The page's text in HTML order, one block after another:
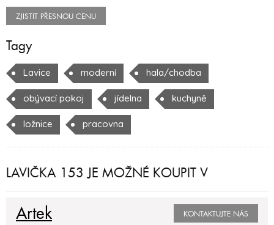
ZJISTIT PŘESNOU CENU
Tagy
Lavice moderní hala/chodba
obývací pokoj jídelna kuchyně
ložnice pracovna
LAVIČKA 153 JE MOŽNÉ KOUPIT V
Artek KONTAKTUJTE NÁS